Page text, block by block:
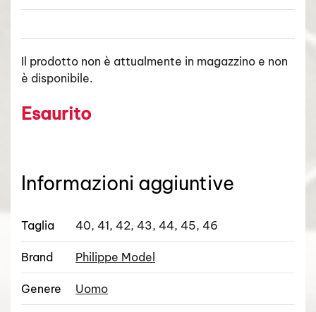
Il prodotto non è attualmente in magazzino e non
è disponibile.
Esaurito
Informazioni aggiuntive
Taglia 40, 41, 42, 43, 44, 45, 46
Brand Philippe Model
Genere Uomo